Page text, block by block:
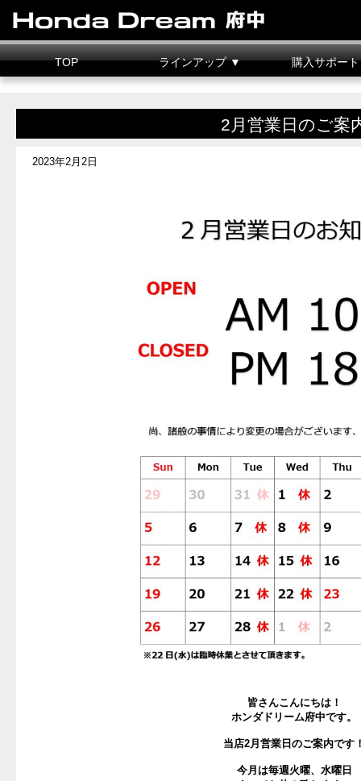
TOP ラインアップ ▼ 購入サポー
2月営業日のご案
2023年2月2日
皆さんこんにちは！
ホンダドリーム府中です。
当店2月営業日のご案内です
今月は毎週火曜、水曜日